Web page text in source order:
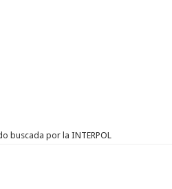
buscada por la INTERPOL